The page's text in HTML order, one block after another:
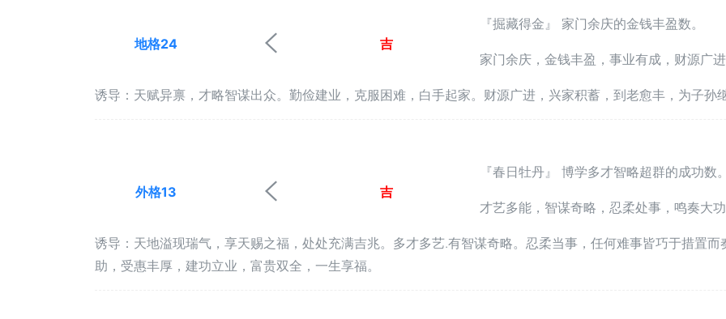
地格24 吉
『掘藏得金』 家门余庆的金钱丰盈数。
家门余庆，金钱丰盈，事业有成，财源广
诱导：天赋异禀，才略智谋出众。勤俭建业，克服困难，白手起家。财源广进，兴家积蓄，到老愈丰，为子孙
外格13 吉
『春日牡丹』 博学多才智略超群的成功数
才艺多能，智谋奇略，忍柔处事，鸣奏大
诱导：天地溢现瑞气，享天赐之福，处处充满吉兆。多才多艺.有智谋奇略。忍柔当事，任何难事皆巧于措置
助，受惠丰厚，建功立业，富贵双全，一生享福。